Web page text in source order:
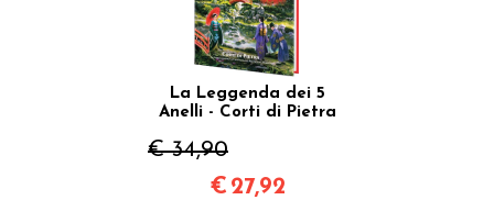
La Leggenda dei 5
Anelli - Corti di Pietra
€ 34,90
€ 27,92